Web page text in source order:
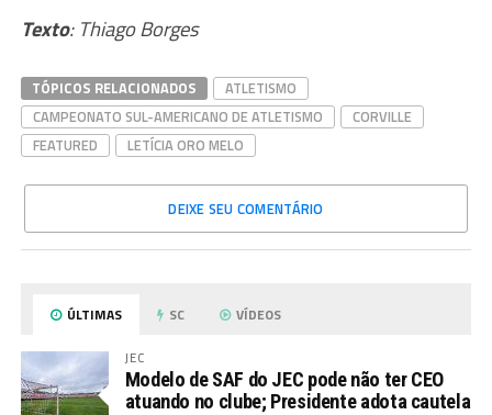
Texto: Thiago Borges
TÓPICOS RELACIONADOS
ATLETISMO
CAMPEONATO SUL-AMERICANO DE ATLETISMO
CORVILLE
FEATURED
LETÍCIA ORO MELO
DEIXE SEU COMENTÁRIO
ÚLTIMAS SC VÍDEOS
JEC
Modelo de SAF do JEC pode não ter CEO
atuando no clube; Presidente adota cautela